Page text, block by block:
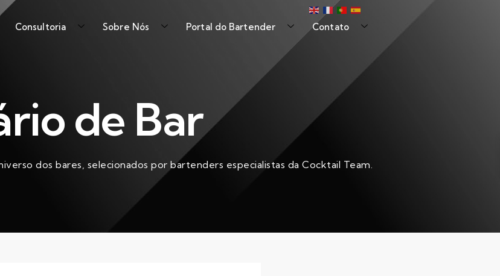
Consultoria Sobre Nós Portal do Bartender Contato
de Bar
dos bares, selecionados por bartenders especialistas da Cocktail Team.